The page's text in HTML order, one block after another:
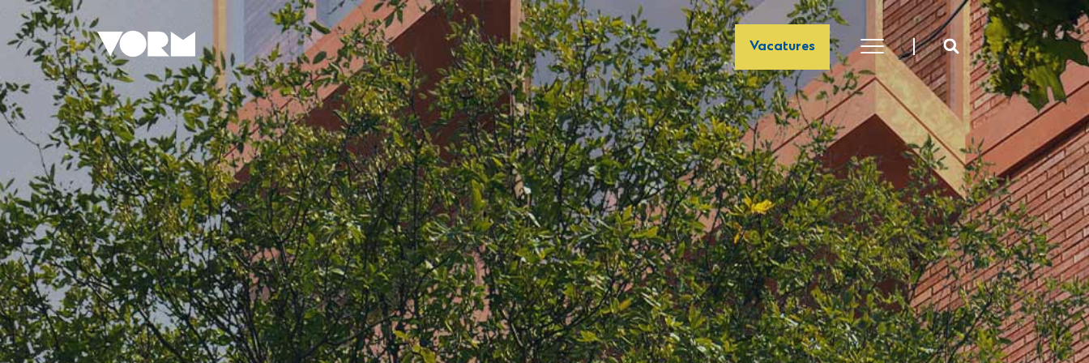
AANBOD
In 9 stappen naar jouw
droomhuis
De voordelen van nieuwbouw
Duurzaamheidshypotheek
Aanbod particulier
Aanbod commercieel
FAQ particulier
EXPERTISES
Gebiedsontwikkeling
Vastgoedontwikkeling &
Bouw
Transformeren
Verduurzamen & Renoveren
Vastgoedonderhoud
KLANTWAARDEN
Leefbare toekomst
Betaalbare toekomst
Duurzame toekomst
Slimme toekomst
ACTUEEL
Persberichten
Podcasts
CONTACT
Service
Bouwhinder melden
PROJECTEN
Onze projecten
OVER VORM
Vacatures
Mensen achter VORM
100 jaar VORM
Jaarverslagen
MVO en Duurzaamheid
Certificaten
Kijk op de Wijk
Familie van bedrijven
VORM Ontwikkeling
VORM Bouw
VORM Materieel
Vacatures